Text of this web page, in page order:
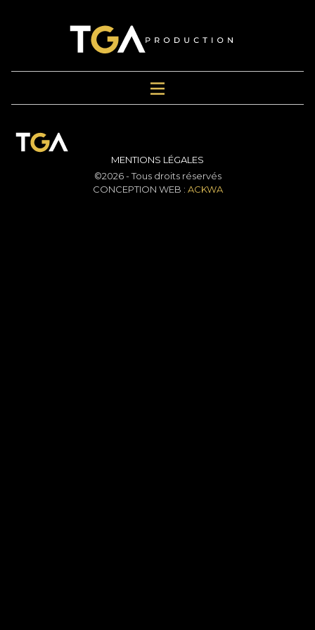
MENTIONS LÉGALES
©2026 - Tous droits réservés
CONCEPTION WEB : ACKWA